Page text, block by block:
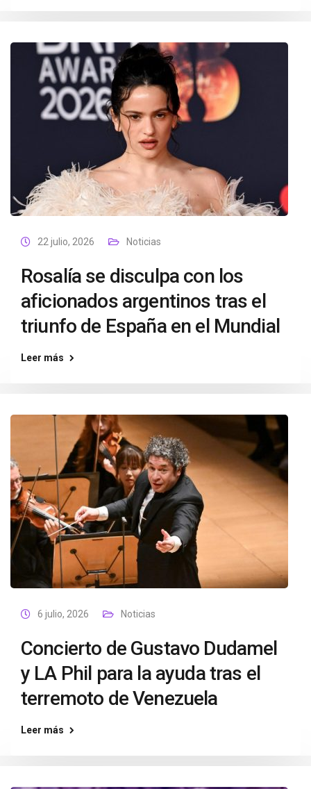
22 julio, 2026 Noticias
Rosalía se disculpa con los
aficionados argentinos tras el
triunfo de España en el Mundial
Leer más
6 julio, 2026 Noticias
Concierto de Gustavo Dudamel
y LA Phil para la ayuda tras el
terremoto de Venezuela
Leer más